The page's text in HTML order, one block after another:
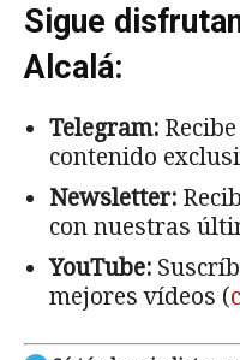
Sigue
Alcalá:
Telegram:
contenido
Newsletter:
con nuestras
YouTube:
mejores vídeos (